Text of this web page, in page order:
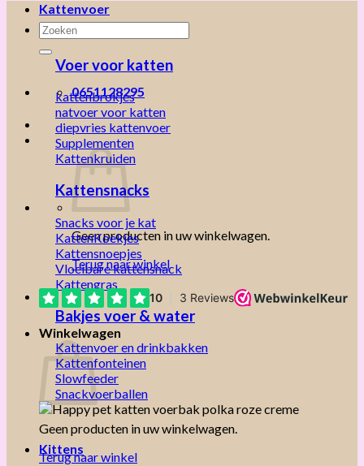
Zoeken
naar:
0651128295
Geen producten in uw winkelwagen.
Terug naar winkel
Winkelwagen
Geen producten in uw winkelwagen.
Terug naar winkel
Kattenvoer
Voer voor katten
kattenbrokjes
natvoer voor katten
diepvries kattenvoer
Supplementen
Kattenkruiden
Kattensnacks
Snacks voor je kat
KattenKoekjes
Kattensnoepjes
Vloeibare kattensnack
Kattengras
Bakjes voer & water
Kattenvoer en drinkbakken
Kattenfonteinen
Slowfeeder
Snackvoerballen
Kittens